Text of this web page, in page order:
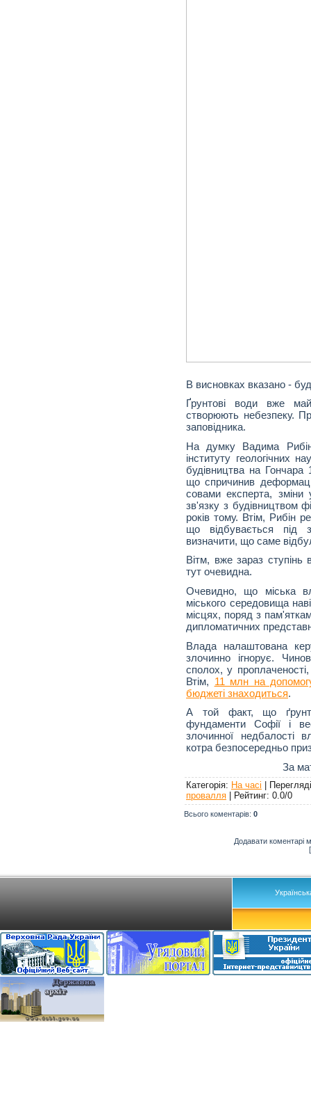
В висновках вказано -
Ґрунтові води вже
створюють небезпеку.
заповідника.
На думку Вадима
інституту геологічних
будівництва на
що спричинив
совами експерта, зміни
зв'язку з будівництвом
років тому. Втім, Рибін
що відбувається під
визначити, що саме
Вітм, вже зараз ступінь
тут очевидна.
Очевидно, що міська
міського середовища
місцях, поряд з
дипломатичних
Влада налаштована
злочинно ігнорує.
сполох, у
Втім, 11 млн на
бюджеті знаходиться.
А той факт, що
фундаменти Софії і
злочинної недбалості
котра безпосередньо
За
Категорія: На часі |
провалля | Рейтинг: 0.0/0
Всього коментарів: 0
Додавати коментарі